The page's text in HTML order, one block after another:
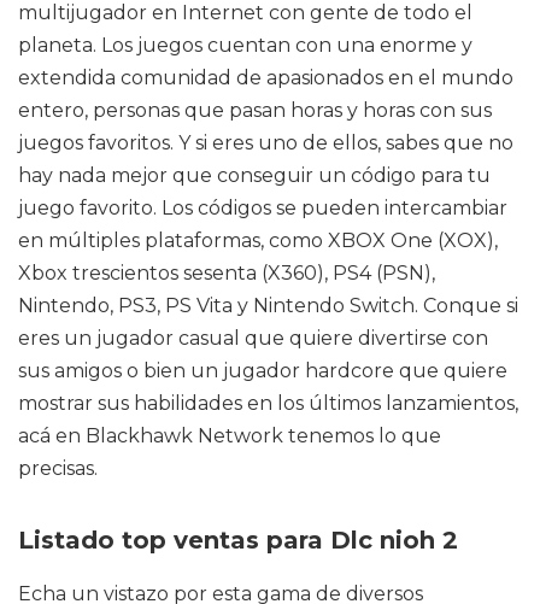
multijugador en Internet con gente de todo el
planeta. Los juegos cuentan con una enorme y
extendida comunidad de apasionados en el mundo
entero, personas que pasan horas y horas con sus
juegos favoritos. Y si eres uno de ellos, sabes que no
hay nada mejor que conseguir un código para tu
juego favorito. Los códigos se pueden intercambiar
en múltiples plataformas, como XBOX One (XOX),
Xbox trescientos sesenta (X360), PS4 (PSN),
Nintendo, PS3, PS Vita y Nintendo Switch. Conque si
eres un jugador casual que quiere divertirse con
sus amigos o bien un jugador hardcore que quiere
mostrar sus habilidades en los últimos lanzamientos,
acá en Blackhawk Network tenemos lo que
precisas.
Listado top ventas para Dlc nioh 2
Echa un vistazo por esta gama de diversos